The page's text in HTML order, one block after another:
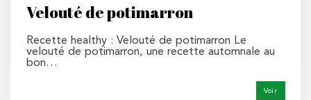
Velouté de potimarron
Recette healthy : Velouté de potimarron Le
velouté de potimarron, une recette automnale au
bon…
Voir